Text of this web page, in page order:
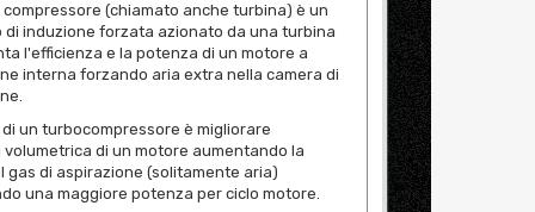
(chiamato anche turbina) è un
di induzione forzata azionato da una turbina
l'efficienza e la potenza di un motore a
interna forzando aria extra nella camera di
un turbocompressore è migliorare
volumetrica di un motore aumentando la
gas di aspirazione (solitamente aria)
una maggiore potenza per ciclo motore.